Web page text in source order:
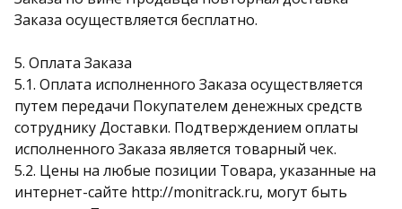
Заказа осуществляется бесплатно.
5. Оплата Заказа
5.1. Оплата исполненного Заказа осуществляется
путем передачи Покупателем денежных средств
сотруднику Доставки. Подтверждением оплаты
исполненного Заказа является товарный чек.
5.2. Цены на любые позиции Товара, указанные на
интернет-сайте http://monitrack.ru, могут быть